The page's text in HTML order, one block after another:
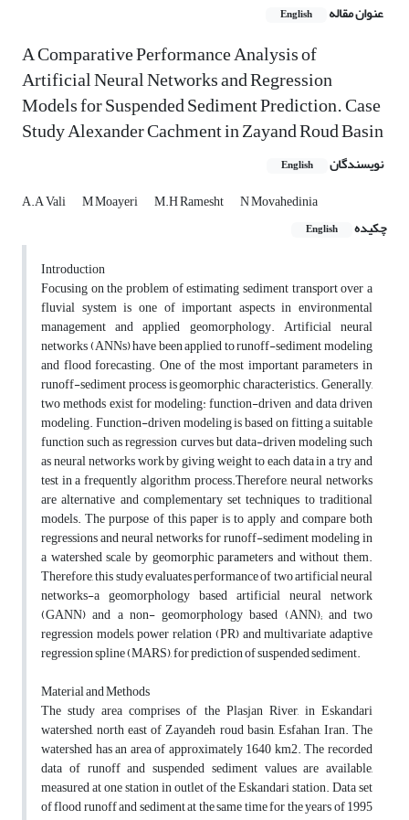
عنوان مقاله English
A Comparative Performance Analysis of
Artificial Neural Networks and Regression
Models for Suspended Sediment Prediction. Case
Study Alexander Cachment in Zayand Roud Basin
نویسندگان English
A.A Vali M Moayeri M.H Ramesht
N Movahedinia
چکیده
English
Introduction
Focusing on the problem of estimating sediment transport over a
fluvial system is one of important aspects in environmental
management and applied geomorphology. Artificial neural
networks (ANNs) have been applied to runoff-sediment modeling
and flood forecasting. One of the most important parameters in
runoff-sediment process is geomorphic characteristics. Generally,
two methods exist for modeling: function-driven and data driven
modeling. Function-driven modeling is based on fitting a suitable
function such as regression curves but data-driven modeling such
as neural networks work by giving weight to each data in a try and
test in a frequently algorithm process.Therefore, neural networks
are alternative and complementary set techniques to traditional
models. The purpose of this paper is to apply and compare both
regressions and neural networks for runoff-sediment modeling in
a watershed scale by geomorphic parameters and without them.
Therefore, this study evaluates performance of two artificial neural
networks-a geomorphology based artificial neural network
(GANN) and a non- geomorphology based (ANN); and two
regression models, power relation (PR) and multivariate adaptive
regression spline (MARS), for prediction of suspended sediment.
Material and Methods
The study area comprises of the Plasjan River, in Eskandari
watershed, north east of Zayandeh roud basin, Esfahan, Iran. The
watershed has an area of approximately 1640 km2. The recorded
data of runoff and suspended sediment values are available,
measured at one station in outlet of the Eskandari station. Data set
of flood runoff and sediment at the same time for the years of 1995